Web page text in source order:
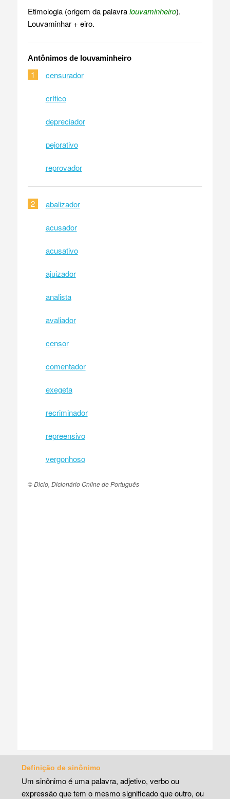
Etimologia (origem da palavralouvaminheiro).
Louvaminhar + eiro.
Antônimos de louvaminheiro
1 censurador
crítico
depreciador
pejorativo
reprovador
2 abalizador
acusador
acusativo
ajuizador
analista
avaliador
censor
comentador
exegeta
recriminador
repreensivo
vergonhoso
© Dicio, Dicionário Online de Português
Definição de sinônimo
Um sinônimo é uma palavra, adjetivo, verbo ou
expressão que tem o mesmo significado que outro, ou